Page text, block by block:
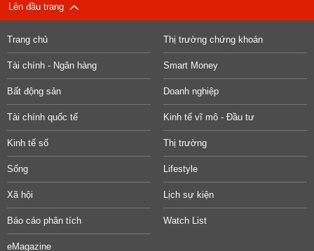
Lên đầu trang
Trang chủ Thị trường chứng khoán
Tài chính - Ngân hàng Smart Money
Bất động sản Doanh nghiệp
Tài chính quốc tế Kinh tế vĩ mô - Đầu tư
Kinh tế số Thị trường
Sống Lifestyle
Xã hội Lịch sự kiện
Báo cáo phân tích Watch List
eMagazine